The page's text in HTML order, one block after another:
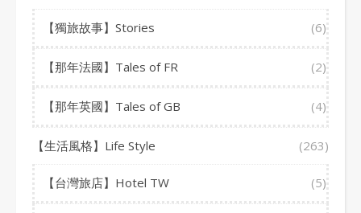
【獨旅故事】Stories (6)
【那年法國】Tales of FR (2)
【那年英國】Tales of GB (4)
【生活風格】Life Style (263)
【台灣旅店】Hotel TW (5)